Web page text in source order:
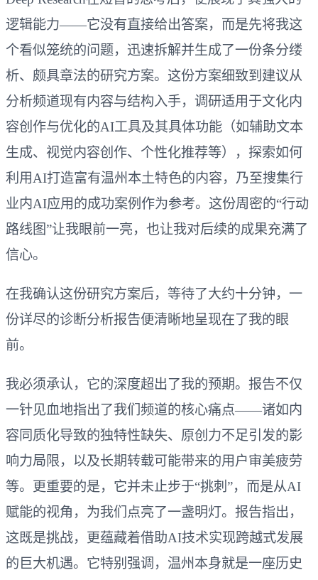
逻辑能力——它没有直接给出答案，而是先将我这
个看似笼统的问题，迅速拆解并生成了一份条分缕
析、颇具章法的研究方案。这份方案细致到建议从
分析频道现有内容与结构入手，调研适用于文化内
容创作与优化的AI工具及其具体功能（如辅助文本
生成、视觉内容创作、个性化推荐等），探索如何
利用AI打造富有温州本土特色的内容，乃至搜集行
业内AI应用的成功案例作为参考。这份周密的“行动
路线图”让我眼前一亮，也让我对后续的成果充满了
信心。
在我确认这份研究方案后，等待了大约十分钟，一
份详尽的诊断分析报告便清晰地呈现在了我的眼
前。
我必须承认，它的深度超出了我的预期。报告不仅
一针见血地指出了我们频道的核心痛点——诸如内
容同质化导致的独特性缺失、原创力不足引发的影
响力局限，以及长期转载可能带来的用户审美疲劳
等。更重要的是，它并未止步于“挑刺”，而是从AI
赋能的视角，为我们点亮了一盏明灯。报告指出，
这既是挑战，更蕴藏着借助AI技术实现跨越式发展
的巨大机遇。它特别强调，温州本身就是一座历史